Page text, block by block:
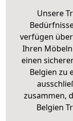
Unsere
verfügen
Ihren
einen
Belgien zu
zusammen,
Belgien